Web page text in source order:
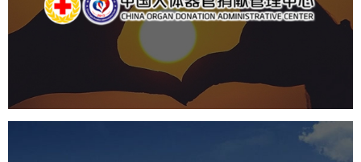
国企 品牌官网 网站建设